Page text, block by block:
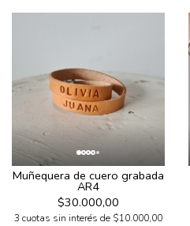
Muñequera de cuero grabada
AR4
$30.000,00
3 cuotas sin interés de $10.000,00